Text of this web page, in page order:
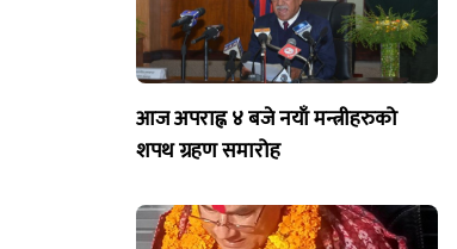
आज अपराह्न ४ बजे नयाँ मन्त्रीहरुको
शपथ ग्रहण समारोह